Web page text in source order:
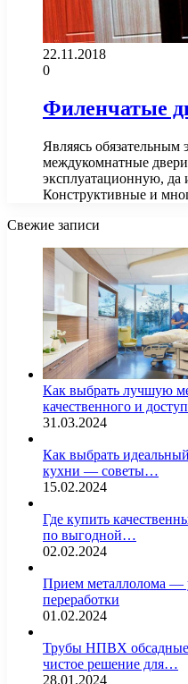
22.11.2018
0
Филенчатые
Являясь обязательным
междукомнатные
эксплуатационную,
Конструктивные и
Свежие записи
Как выбрать лучшую
качественного и
31.03.2024
Как выбрать
кухни — советы…
15.02.2024
Где купить
по выгодной…
02.02.2024
Прием металлолома —
переработки
01.02.2024
Трубы НПВХ обсадные
чистое решение для…
28.01.2024